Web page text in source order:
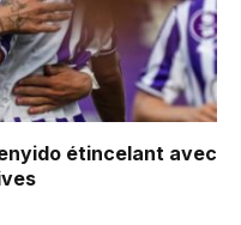
étincelant avec